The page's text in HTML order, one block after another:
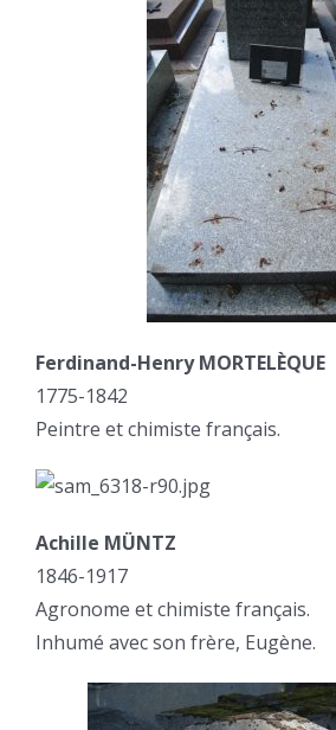
Ferdinand-Henry MORTELÈQUE
1775-1842
Peintre et chimiste français.
Achille MÜNTZ
1846-1917
Agronome et chimiste français.
Inhumé avec son frère, Eugène.